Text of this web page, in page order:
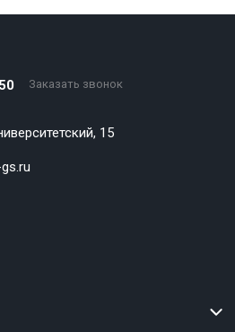
Заказать звонок
15